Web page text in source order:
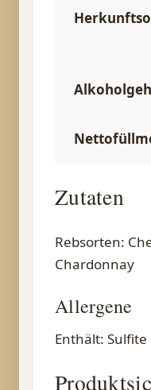
Zutaten
Rebsorten:
Chardonnay
Allergene
Enthält: Sulfite